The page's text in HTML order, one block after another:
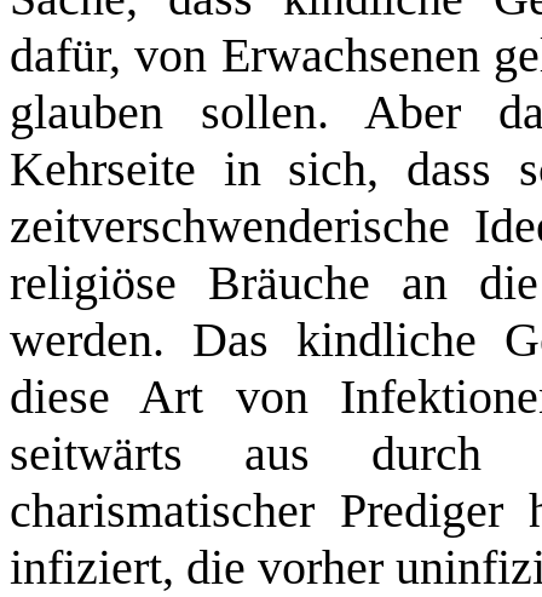
dafür, von Erwachsenen
glauben sollen. Aber
Kehrseite in sich, dass
zeitverschwenderische
religiöse Bräuche an
werden. Das kindliche
diese Art von
seitwärts aus durch
charismatischer
infiziert, die vorher